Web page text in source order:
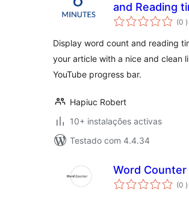
and Reading
(0 )
Display word count and reading
your article with a nice and clean
YouTube progress bar.
Hapiuc Robert
10+ instalações activas
Testado com 4.4.34
Word Counter
(0 )